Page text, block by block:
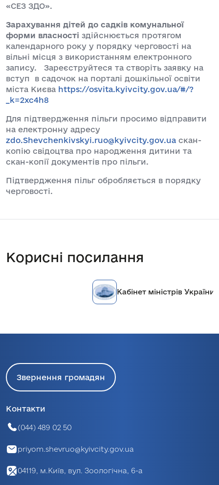
«СЕЗ ЗДО».
Зарахування дітей до садків комунальної
форми власності здійснюється протягом
календарного року у порядку черговості на
вільні місця з використанням електронного
запису. Зареєструйтеся та створіть заявку на
вступ в садочок на порталі дошкільної освіти
міста Києва https://osvita.kyivcity.gov.ua/#/?
_k=2xc4h8
Для підтвердження пільги просимо відправити
на електронну адресу
zdo.Shevchenkivskyi.ruo@kyivcity.gov.ua скан-
копію свідоцтва про народження дитини та
скан-копії документів про пільги.
Підтвердження пільг обробляється в порядку
черговості.
Корисні посилання
Кабінет міністрів України
Звернення громадян
Контакти
(044) 489 02 50
priyom.shevruo@kyivcity.gov.ua
04119, м.Київ, вул. Зоологічна, 6-а